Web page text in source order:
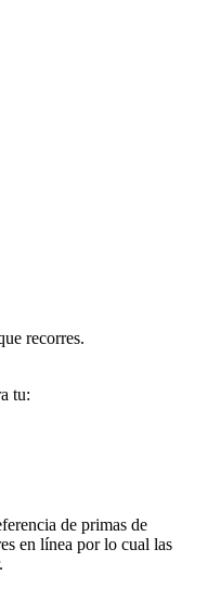
recorres.
tu:
de primas de
en línea por lo cual las